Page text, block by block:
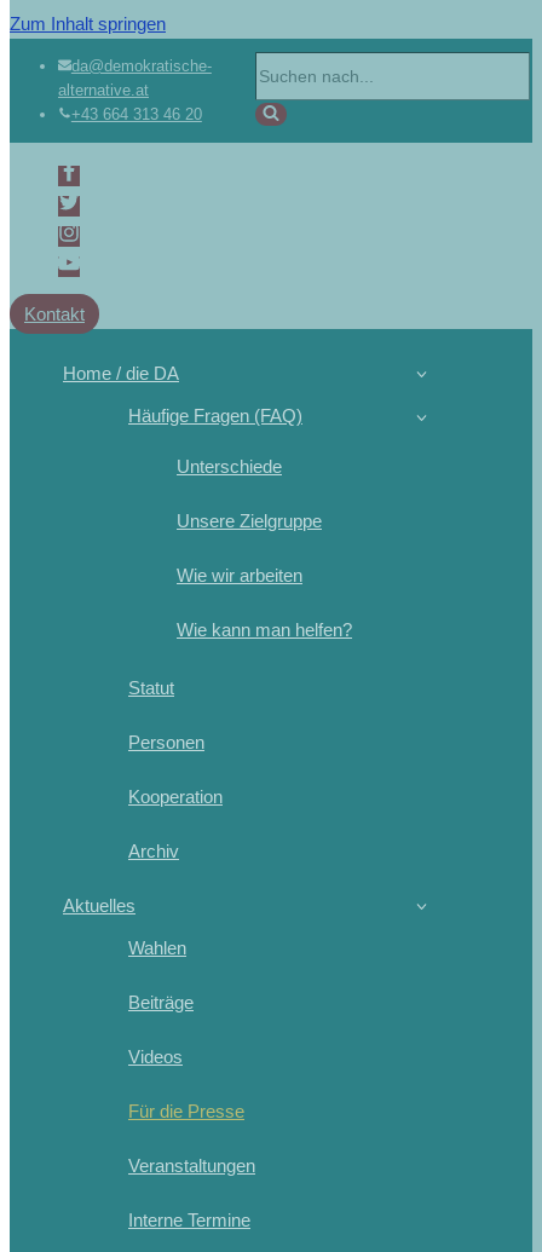
Zum Inhalt springen
da@demokratische-
alternative.at
+43 664 313 46 20
Kontakt
Home / die DA
Häufige Fragen (FAQ)
Unterschiede
Unsere Zielgruppe
Wie wir arbeiten
Wie kann man helfen?
Statut
Personen
Kooperation
Archiv
Aktuelles
Wahlen
Beiträge
Videos
Für die Presse
Veranstaltungen
Interne Termine